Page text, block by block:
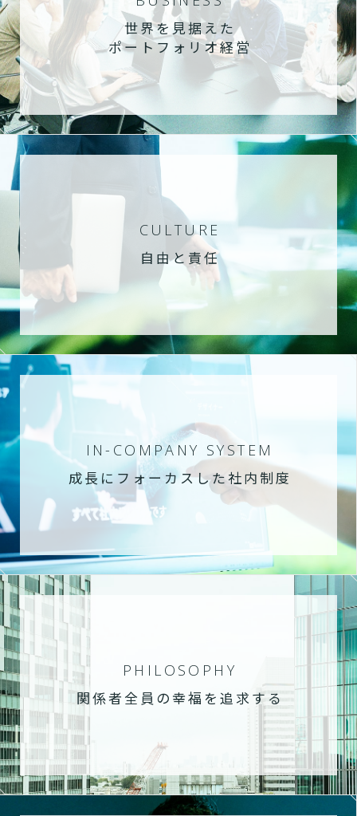
世界を見据えた
ポートフォリオ経営
CULTURE
自由と責任
IN-COMPANY SYSTEM
成長にフォーカスした社内制度
PHILOSOPHY
関係者全員の幸福を追求する